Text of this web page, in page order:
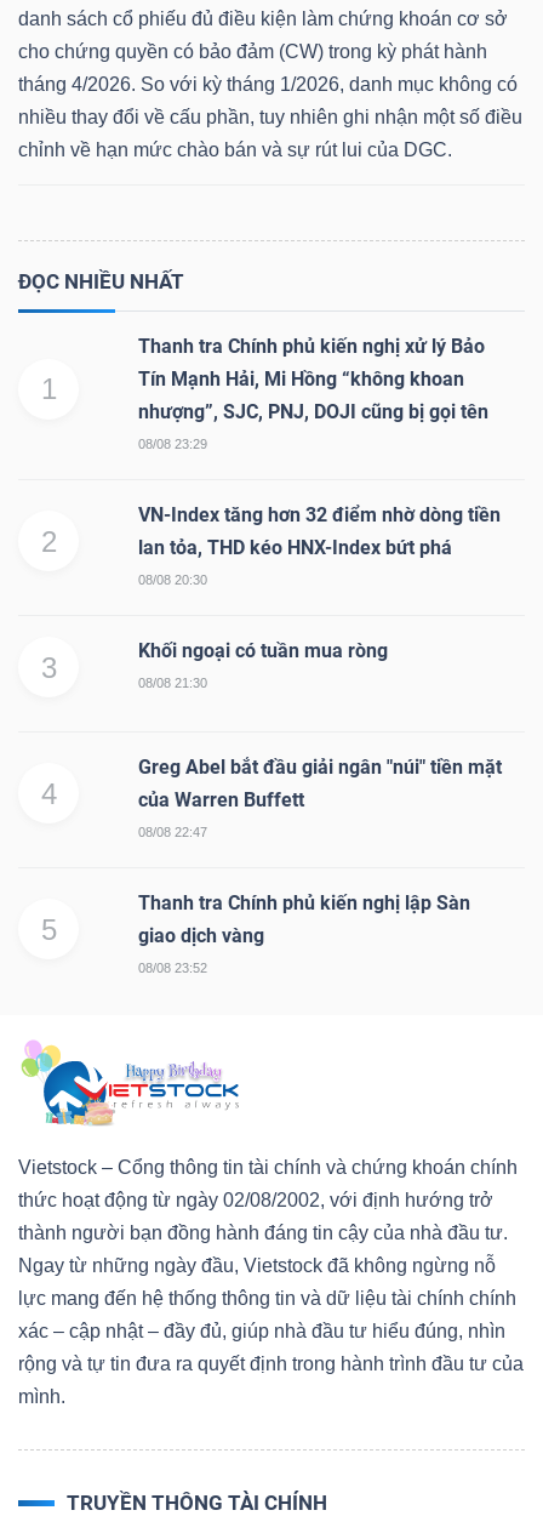
danh sách cổ phiếu đủ điều kiện làm chứng khoán cơ sở
cho chứng quyền có bảo đảm (CW) trong kỳ phát hành
tháng 4/2026. So với kỳ tháng 1/2026, danh mục không có
nhiều thay đổi về cấu phần, tuy nhiên ghi nhận một số điều
chỉnh về hạn mức chào bán và sự rút lui của DGC.
ĐỌC NHIỀU NHẤT
1
Thanh tra Chính phủ kiến nghị xử lý Bảo
Tín Mạnh Hải, Mi Hồng “không khoan
nhượng”, SJC, PNJ, DOJI cũng bị gọi tên
08/08 23:29
2
VN-Index tăng hơn 32 điểm nhờ dòng tiền
lan tỏa, THD kéo HNX-Index bứt phá
08/08 20:30
3
Khối ngoại có tuần mua ròng
08/08 21:30
4
Greg Abel bắt đầu giải ngân "núi" tiền mặt
của Warren Buffett
08/08 22:47
5
Thanh tra Chính phủ kiến nghị lập Sàn
giao dịch vàng
08/08 23:52
Vietstock – Cổng thông tin tài chính và chứng khoán chính
thức hoạt động từ ngày 02/08/2002, với định hướng trở
thành người bạn đồng hành đáng tin cậy của nhà đầu tư.
Ngay từ những ngày đầu, Vietstock đã không ngừng nỗ
lực mang đến hệ thống thông tin và dữ liệu tài chính chính
xác – cập nhật – đầy đủ, giúp nhà đầu tư hiểu đúng, nhìn
rộng và tự tin đưa ra quyết định trong hành trình đầu tư của
mình.
TRUYỀN THÔNG TÀI CHÍNH